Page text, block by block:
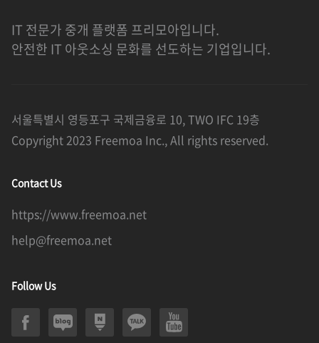
IT 전문가 중개 플랫폼 프리모아입니다.
안전한 IT 아웃소싱 문화를 선도하는 기업입니다.
서울특별시 영등포구 국제금융로 10, TWO IFC 19층
Copyright 2023 Freemoa Inc., All rights reserved.
Contact Us
https://www.freemoa.net
help@freemoa.net
Follow Us